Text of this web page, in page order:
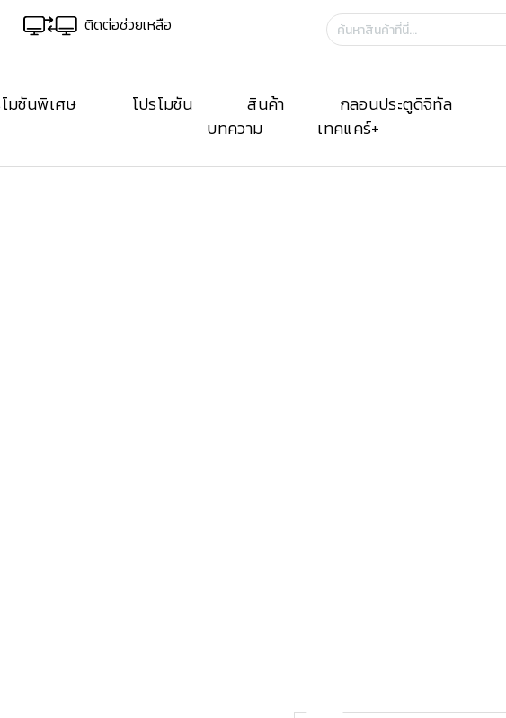
ติดต่อช่วยเหลือ ค้นหา:
มชันพิเศษ โปรโมชัน สินค้า กลอนประตูดิจิทัล
บทความ
เทคแคร์+